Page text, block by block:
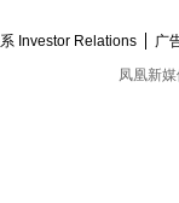
Investor Relations 广
凤凰新